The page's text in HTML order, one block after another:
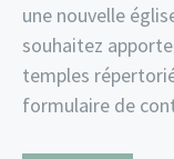
une nouvelle
souhaitez
temples
formulaire de